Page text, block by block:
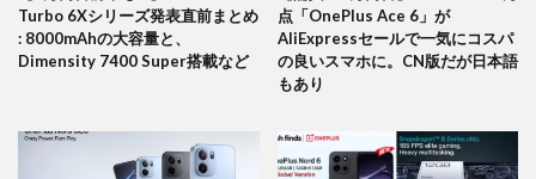
Turbo 6Xシリーズ発表直前まとめ
: 8000mAhの大容量と、
Dimensity 7400 Super搭載など
点「OnePlus Ace 6」が
AliExpressセールで一気にコスパ
の良いスマホに。CN版だが日本語
もあり